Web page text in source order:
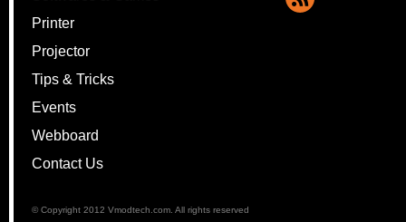
Printer
Projector
Tips & Tricks
Events
Webboard
Contact Us
© Copyright 2012 Vmodtech.com. All rights reserved